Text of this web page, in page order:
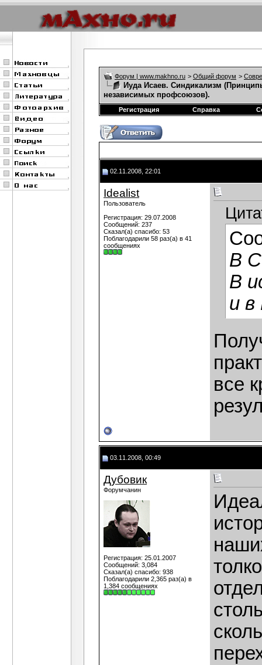
Форум | www.makhno.ru > Общий форум >
Иуда Исаев. Синдикализм
независимых профсоюзов).
Регистрация Справка
02.11.2008, 22:01
Idealist
Пользователь
Регистрация: 29.07.2008
Сообщений: 237
Сказал(а) спасибо: 53
Поблагодарили 58 раз(а) в 41
сообщениях
В
В
и в
все
03.11.2008, 00:49
Дубовик
Форумчанин
Регистрация: 25.01.2007
Сообщений: 3,084
Сказал(а) спасибо: 938
Поблагодарили 2,365 раз(а) в
1,384 сообщениях